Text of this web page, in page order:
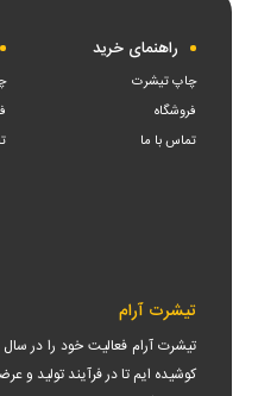
راهنمای خرید
چاپ تیشرت
فروشگاه
تماس با ما
تیشرت آرام
کوشیده ایم تا در فرآیند تولید و